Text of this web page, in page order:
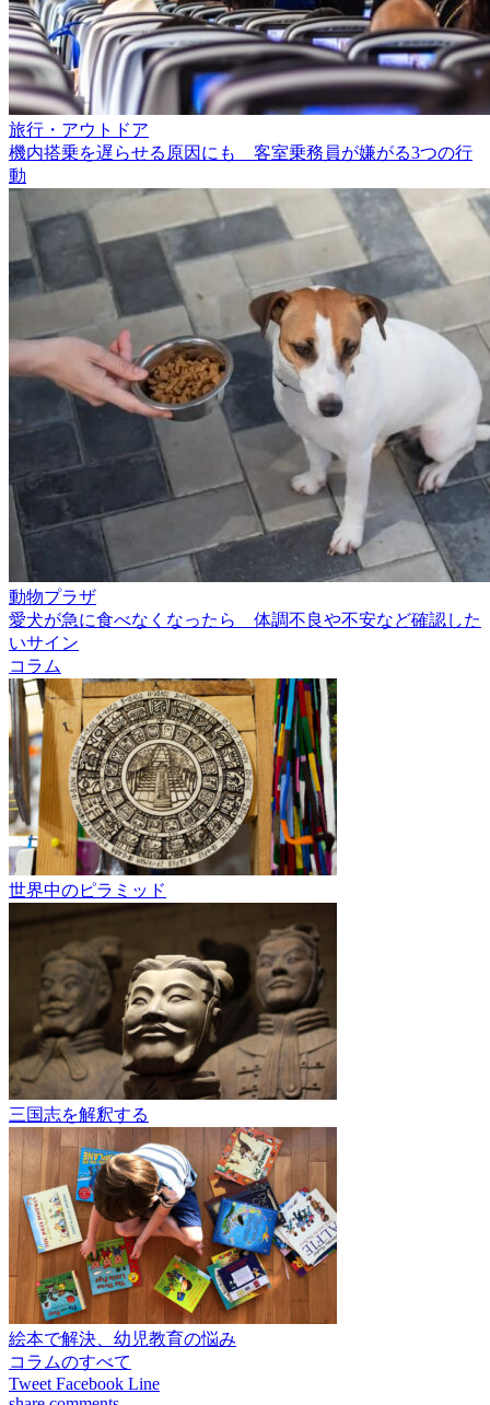
旅行・アウトドア
機内搭乗を遅らせる原因にも 客室乗務員が嫌がる3つの行
動
動物プラザ
愛犬が急に食べなくなったら 体調不良や不安など確認した
いサイン
コラム
世界中のピラミッド
三国志を解釈する
絵本で解決、幼児教育の悩み
コラムのすべて
Tweet Facebook Line